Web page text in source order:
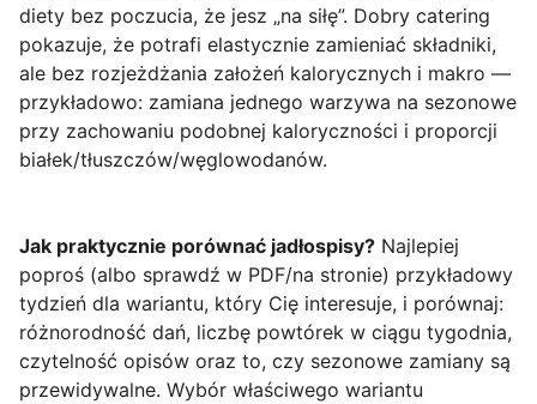
diety bez poczucia, że jesz „na siłę”. Dobry catering
pokazuje, że potrafi elastycznie zamieniać składniki,
ale bez rozjeżdżania założeń kalorycznych i makro —
przykładowo: zamiana jednego warzywa na sezonowe
przy zachowaniu podobnej kaloryczności i proporcji
białek/tłuszczów/węglowodanów.
Jak praktycznie porównać jadłospisy? Najlepiej
poproś (albo sprawdź w PDF/na stronie) przykładowy
tydzień dla wariantu, który Cię interesuje, i porównaj:
różnorodność dań, liczbę powtórek w ciągu tygodnia,
czytelność opisów oraz to, czy sezonowe zamiany są
przewidywalne. Wybór właściwego wariantu